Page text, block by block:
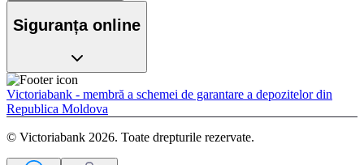
Siguranța online
Victoriabank - membră a schemei de garantare a depozitelor din
Republica Moldova
© Victoriabank 2026. Toate drepturile rezervate.